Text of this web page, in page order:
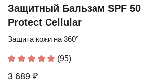
Защитный Бальзам SPF 50
Protect Cellular
Защита кожи на 360°
(95)
3 689 ₽